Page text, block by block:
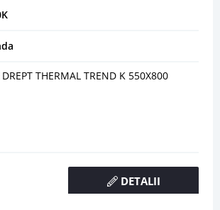
DREPT THERMAL TREND K 550X800
DETALII